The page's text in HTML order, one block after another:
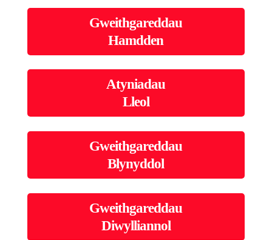
Gweithgareddau
Hamdden
Atyniadau
Lleol
Gweithgareddau
Blynyddol
Gweithgareddau
Diwylliannol